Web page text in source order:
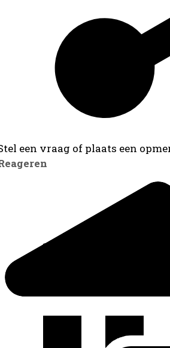
een vraag of plaats een